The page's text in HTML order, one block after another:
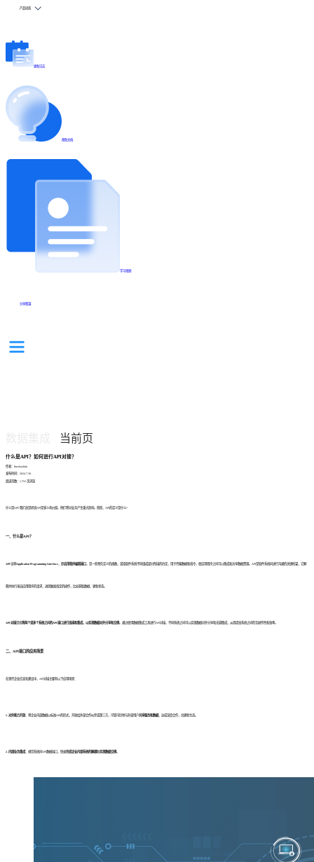
产品动态
更新日志
帮助文档
学习视频
分享集锦
当前页
什么是API？如何进行API对接？
作者：finedatalink
发布时间：2024.7.30
阅读次数：1,752 次浏览
什么是API?我们总是听说API是多么有价值，他们将对业务产生重大影响。然而，API的定义是什么?
一、什么是API？
API全称Application Programming Interface ，即应用程序编程接口 ，是一些预先定义的函数，或指软件系统不同组成部分衔接的约定，用于传输数据和指令，使应用程序之间可以集成和共享数据资源。API是软件系统间进行沟通的关键桥梁，它解
释并执行来自应用程序的请求，进而触发指定的操作，比如获取数据、更新状态。
API对接 是指 将两个或多个系统之间的API接口进行连接和集成，以实现数据对外分享和交换。通过使用数据集成工具进行API对接，不同系统之间可以实现数据对外分享和无缝集成，从而提高系统之间的互操作性和效率。
二、API接口的应用场景
在现代企业信息化建设中，API对接主要有以下应用场景：
1. 对外能力开放：将企业内部数据以标准API的形式，开放给外部合作伙伴或第三方，可管可控地与外部用户共享服务和数据，达成深度合作，共建新生态。
2. 内部业务集成：规范系统间API数据接口，快速完成企业内部系统的解耦和 实现数据交换。